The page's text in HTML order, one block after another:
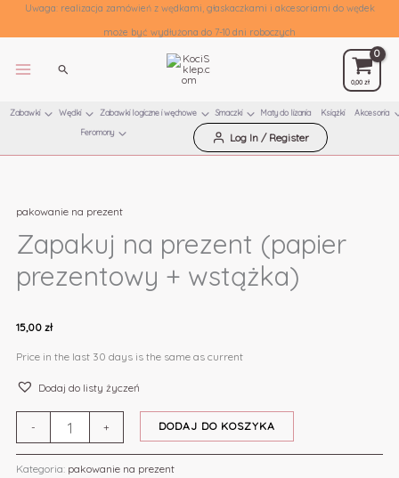
treści
Uwaga: realizacja zamówień z wędkami, głaskaczkami i akcesoriami do wędek
może być wydłużona do 7-10 dni roboczych
Szukaj
0,00zł
Zabawki Wędki Zabawki logiczne i węchowe Smaczki Maty do lizania Książki
Akcesoria
Feromony
Log In / Register
pakowanie na prezent
Zapakuj na prezent (papier
prezentowy + wstążka)
15,00zł
Price in the last 30 days is the same as current
Dodaj do listy życzeń
-
na
prezent
(papier
prezentowy
+
+ DODAJ DO KOSZYKA
Kategoria: pakowanie na prezent